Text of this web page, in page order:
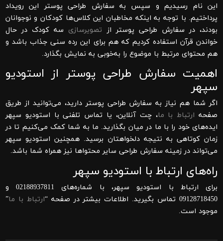
این نام رسیدیم و سپس به سفارش طراحی پوستر این رویداد
پرداختیم. با توجه به اینکه مخاطبان این کلاس‌ها کودکان و نوجوانان
بودند، در سفارش طراحی پوستر از تصویرسازی سه کودک در حال
خواندن قرآن استفاده کردیم که هم برای این رده سنی جذاب باشد و
هم محتوای مرتبط با موضوع را به‌خوبی به نمایش بگذارد.
اهمیت سفارش طراحی پوستر از استودیو
سپهر
اگر شما هم نیاز به سفارش طراحی پوستر دارید، می‌توانید از طریق
صفحه ارتباط با ما، چت آنلاین، یا تماس تلفنی با استودیو سپهر
ایده‌های خود را با ما در میان بگذارید. ما به شما کمک می‌کنیم تا در
زمان کوتاهی به نتیجه دلخواهتان برسید. همچنین استودیو سپهر
می‌تواند در زمینه سفارش طراحی سایر محتواها نیز همراه شما باشد.
راه‌های ارتباط با استودیو سپهر
برای ارتباط با استودیو سپهر، با شماره‌های 02188937811 و
09128718450 تماس بگیرید. اطلاعات بیشتر در صفحه “
ارتباط با ما”
موجود است.